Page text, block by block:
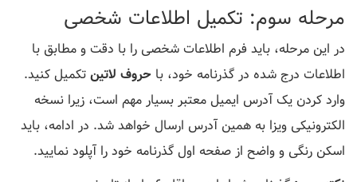
مرحله سوم: تکمیل اطلاعات شخصی
در این مرحله، باید فرم اطلاعات شخصی را با دقت و مطابق با
اطلاعات درج شده در گذرنامه خود، با حروف لاتینتکمیل کنید.
وارد کردن یک آدرس ایمیل معتبر بسیار مهم است، زیرا نسخه
الکترونیکی ویزا به همین آدرس ارسال خواهد شد. در ادامه، باید
اسکن رنگی و واضح از صفحه اول گذرنامه خود را آپلود نمایید.